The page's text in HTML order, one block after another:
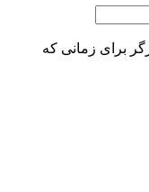
برای زمانی که